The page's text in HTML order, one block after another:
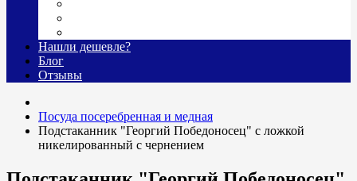
Нашли дешевле?
Блог
Отзывы
Посуда посеребренная и медная
Подстаканник "Георгий Победоносец" с ложкой
никелированный с чернением